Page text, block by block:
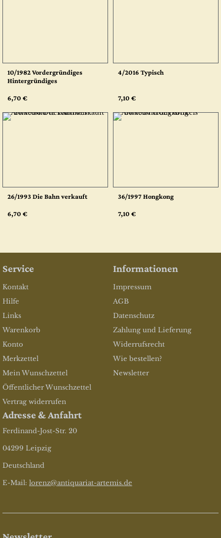
10/1982 Vordergründiges
Hintergründiges
6,70 €
4/2016 Typisch
7,10 €
26/1993 Die Bahn verkauft
6,70 €
36/1997 Hongkong
7,10 €
Service
Kontakt
Hilfe
Links
Warenkorb
Konto
Merkzettel
Mein Wunschzettel
Öffentlicher Wunschzettel
Vertrag widerrufen
Informationen
Impressum
AGB
Datenschutz
Zahlung und Lieferung
Widerrufsrecht
Wie bestellen?
Newsletter
Adresse & Anfahrt
Ferdinand-Jost-Str. 20
04299 Leipzig
Deutschland
E-Mail: lorenz@antiquariat-artemis.de